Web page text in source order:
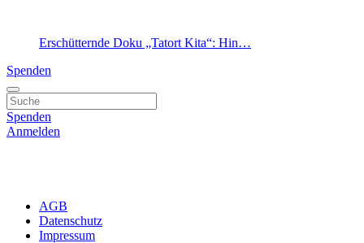
Erschütternde Doku „Tatort Kita“: Hin…
Spenden
Spenden
Anmelden
AGB
Datenschutz
Impressum